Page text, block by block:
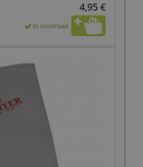
4,95 €
In voorraad